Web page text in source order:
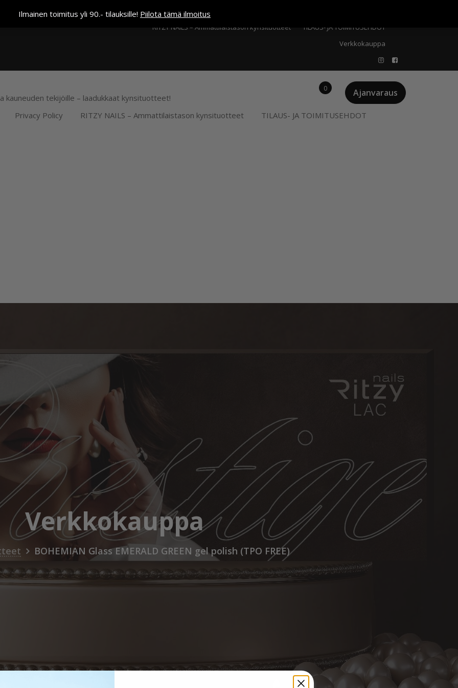
Ilmainen toimitus yli 90.- tilauksille! Piilota tämä ilmoitusKassa
RITZY NAILS – Ammattilaistason kynsituotteet
TILAUS- JA TOIMITUSEHDOT
Verkkokauppa
kauneuden tekijöille – laadukkaat kynsituotteet! Ajanvaraus
0
Privacy Policy RITZY NAILS – Ammattilaistason kynsituotteet TILAUS- JA TOIMITUSEHDOT
Verkkokauppa
BOHEMIAN Glass EMERALD GREEN gel polish (TPO FREE)